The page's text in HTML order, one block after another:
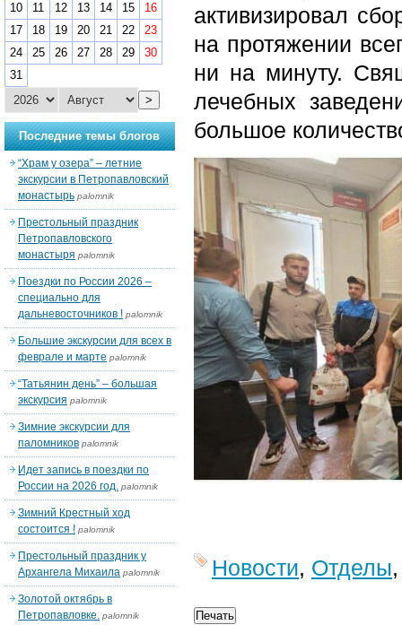
активизировал
на протяжении
ни на минуту.
лечебных
большое
Новости, Отделы
10
11 12 13 14 15
16
17
18 19 20 21 22
23
24
25 26 27 28 29
30
31
>
Последние темы блогов
“Храм у озера” – летние
экскурсии в Петропавловский
монастырь palomnik
Престольный праздник
Петропавловского
монастыря palomnik
Поездки по России 2026 –
специально для
дальневосточников ! palomnik
Большие экскурсии для всех в
феврале и марте palomnik
“Татьянин день” – большая
экскурсия palomnik
Зимние экскурсии для
паломников palomnik
Идет запись в поездки по
России на 2026 год. palomnik
Зимний Крестный ход
состоится ! palomnik
Престольный праздник у
Архангела Михаила palomnik
Золотой октябрь в
Петропавловке. palomnik